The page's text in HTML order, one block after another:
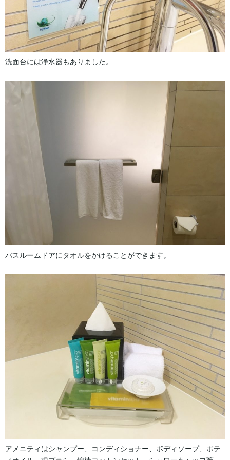
洗面台には浄水器もありました。
バスルームドアにタオルをかけることができます。
アメニティはシャンプー、コンディショナー、ボディソープ、ボテ